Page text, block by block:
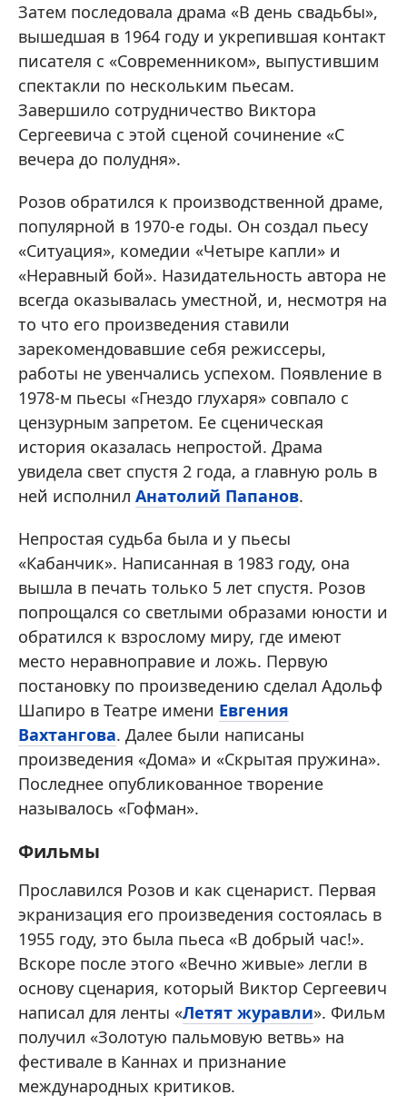
Затем последовала драма «В день свадьбы»,
вышедшая в 1964 году и укрепившая контакт
писателя с «Современником», выпустившим
спектакли по нескольким пьесам.
Завершило сотрудничество Виктора
Сергеевича с этой сценой сочинение «С
вечера до полудня».
Розов обратился к производственной драме,
популярной в 1970-е годы. Он создал пьесу
«Ситуация», комедии «Четыре капли» и
«Неравный бой». Назидательность автора не
всегда оказывалась уместной, и, несмотря на
то что его произведения ставили
зарекомендовавшие себя режиссеры,
работы не увенчались успехом. Появление в
1978-м пьесы «Гнездо глухаря» совпало с
цензурным запретом. Ее сценическая
история оказалась непростой. Драма
увидела свет спустя 2 года, а главную роль в
ней исполнил Анатолий Папанов.
Непростая судьба была и у пьесы
«Кабанчик». Написанная в 1983 году, она
вышла в печать только 5 лет спустя. Розов
попрощался со светлыми образами юности и
обратился к взрослому миру, где имеют
место неравноправие и ложь. Первую
постановку по произведению сделал Адольф
Шапиро в Театре имени Евгения
Вахтангова. Далее были написаны
произведения «Дома» и «Скрытая пружина».
Последнее опубликованное творение
называлось «Гофман».
Фильмы
Прославился Розов и как сценарист. Первая
экранизация его произведения состоялась в
1955 году, это была пьеса «В добрый час!».
Вскоре после этого «Вечно живые» легли в
основу сценария, который Виктор Сергеевич
написал для ленты «Летят журавли». Фильм
получил «Золотую пальмовую ветвь» на
фестивале в Каннах и признание
международных критиков.